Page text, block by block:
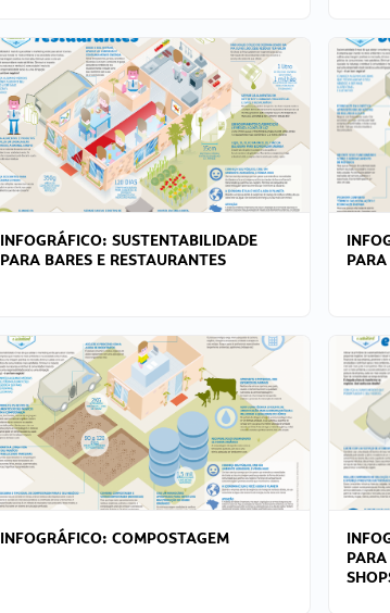
INFOGRÁFICO: SUSTENTABILIDADE
PARA BARES E RESTAURANTES
INFOGRÁFICO: COMPOSTAGEM